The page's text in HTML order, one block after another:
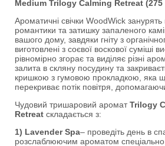
Medium Trilogy Calming Retreat (275
Ароматичні свічки WoodWick
романтики та затишку запаленого
вашого дому, завдяки гніту з
виготовлені з соєвої воскової суміші
рівномірно згорає та виділяє різні
залита в скляну посудину та
кришкою з гумовою прокладкою, яка
перекриває потік повітря,
Чудовий тришаровий ароматTrilogy
Retreat складається з:
1) Lavender Spa– проведіть день в
розслаблюючим ароматом